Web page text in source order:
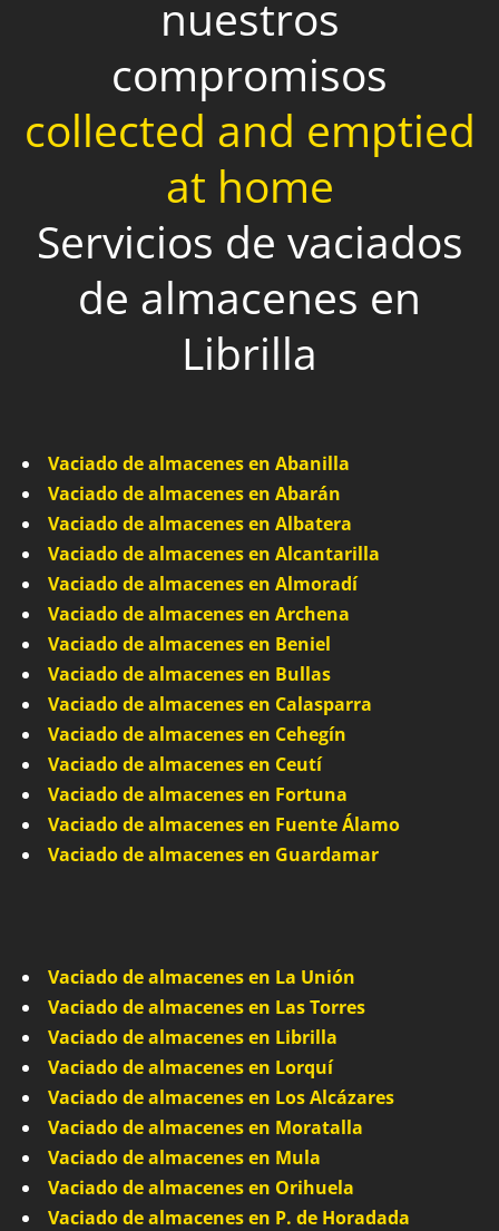
nuestros
compromisos
collected and emptied
at home
Servicios de vaciados
de almacenes en
Librilla
Vaciado de almacenes en Abanilla
Vaciado de almacenes en Abarán
Vaciado de almacenes en Albatera
Vaciado de almacenes en Alcantarilla
Vaciado de almacenes en Almoradí
Vaciado de almacenes en Archena
Vaciado de almacenes en Beniel
Vaciado de almacenes en Bullas
Vaciado de almacenes en Calasparra
Vaciado de almacenes en Cehegín
Vaciado de almacenes en Ceutí
Vaciado de almacenes en Fortuna
Vaciado de almacenes en Fuente Álamo
Vaciado de almacenes en Guardamar
Vaciado de almacenes en La Unión
Vaciado de almacenes en Las Torres
Vaciado de almacenes en Librilla
Vaciado de almacenes en Lorquí
Vaciado de almacenes en Los Alcázares
Vaciado de almacenes en Moratalla
Vaciado de almacenes en Mula
Vaciado de almacenes en Orihuela
Vaciado de almacenes en P. de Horadada